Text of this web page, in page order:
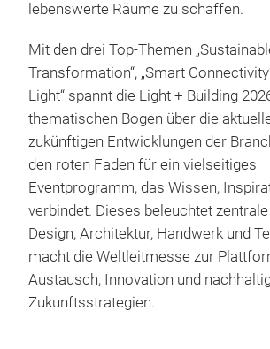
lebenswerte Räume zu schaffen.
Mit den drei Top-Themen
Transformation“, „Smart
Light“ spannt die Light + Building
thematischen Bogen über die
zukünftigen Entwicklungen der
den roten Faden für ein vielseitiges
Eventprogramm, das Wissen,
verbindet. Dieses beleuchtet
Design, Architektur, Handwerk und
macht die Weltleitmesse zur
Austausch, Innovation und
Zukunftsstrategien.